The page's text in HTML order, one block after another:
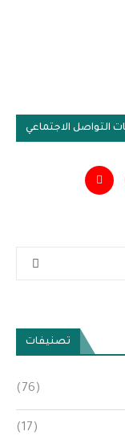
التواصل الاجتماعي
تصنيفات
(76)
(17)